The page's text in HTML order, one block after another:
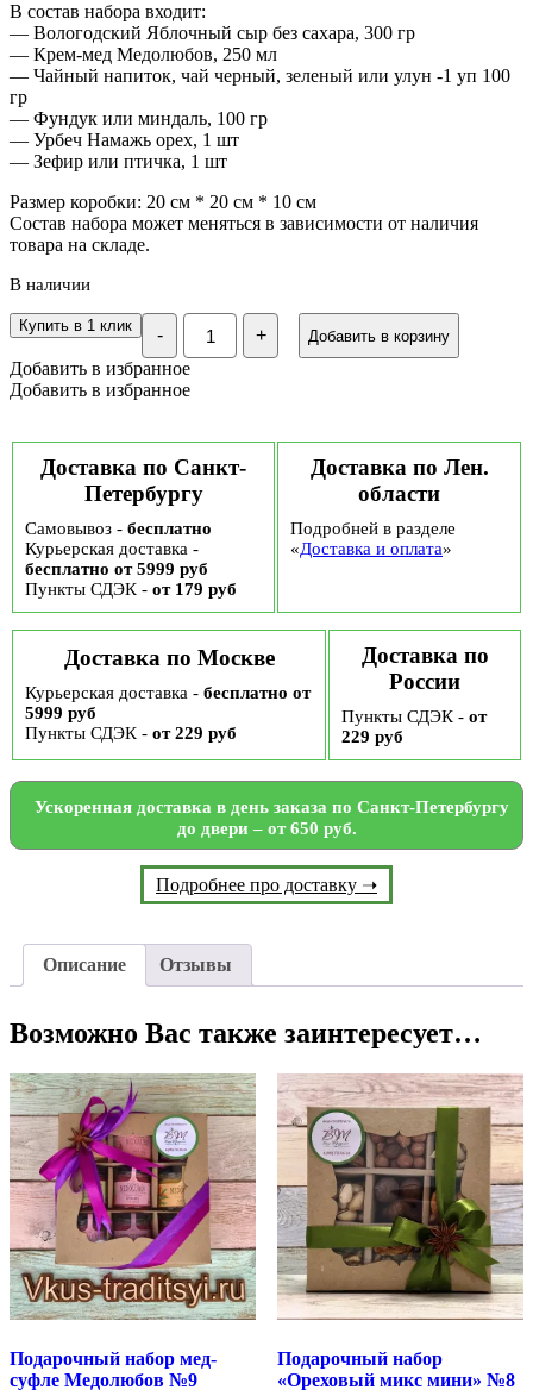
В состав набора входит:
— Вологодский Яблочный сыр без сахара, 300 гр
— Крем-мед Медолюбов, 250 мл
— Чайный напиток, чай черный, зеленый или улун -1 уп 100
гр
— Фундук или миндаль, 100 гр
— Урбеч Намажь орех, 1 шт
— Зефир или птичка, 1 шт
Размер коробки: 20 см * 20 см * 10 см
Состав набора может меняться в зависимости от наличия
товара на складе.
В наличии
-
Количество
Подарочный
набор
"Вологодский
яблочный
+ Добавить в корзину
Купить в 1 клик
Добавить в избранное
Добавить в избранное
Доставка по Санкт-
Петербургу
Самовывоз - бесплатно
Курьерская доставка -
бесплатно от 5999 руб
Пункты СДЭК - от 179 руб
Доставка по Лен.
области
Подробней в разделе
«Доставка и оплата»
Доставка по Москве
Курьерская доставка - бесплатно от
5999 руб
Пункты СДЭК - от 229 руб
Доставка по
России
Пункты СДЭК - от
229 руб
Ускоренная доставка в день заказа по Санкт-Петербургу
до двери – от 650 руб.
Подробнее про доставку ➝
Описание Отзывы
Возможно Вас также заинтересует…
Подарочный набор мед-
суфле Медолюбов №9
Подарочный набор
«Ореховый микс мини» №8